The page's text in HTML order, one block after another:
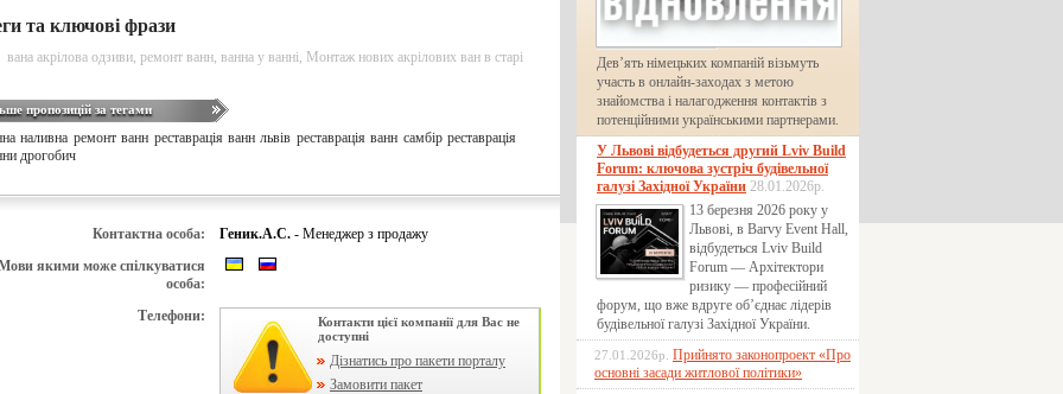
та ключові фрази
вана акрілова одзиви, ремонт ванн, ванна у ванні, Монтаж нових акрілових ван в старі
пропозицій за тегами
наливна ремонт ванн реставрація ванн львів реставрація ванн самбір реставрація
дрогобич
Контактна особа: Геник.А.С. - Менеджер з продажу
якими може спілкуватися
особа:
Телефони:
Контакти цієї компанії для Вас не
доступні
Дізнатись про пакети порталу
Замовити пакет
Дев’ять німецьких компаній візьмуть
участь в онлайн-заходах з метою
знайомства і налагодження контактів з
потенційними українськими партнерами.
У Львові відбудеться другий Lviv Build
Forum: ключова зустріч будівельної
галузі Західної України 28.01.2026р.
13 березня 2026 року у
Львові, в Barvy Event Hall,
відбудеться Lviv Build
Forum — Архітектори
ризику — професійний
форум, що вже вдруге об’єднає лідерів
будівельної галузі Західної України.
27.01.2026р. Прийнято законопроект «Про
основні засади житлової політики»